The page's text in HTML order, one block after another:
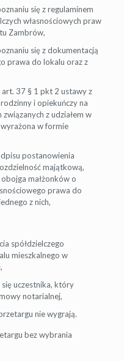
się z regulaminem
własnościowych praw
Zambrów,
się z dokumentacją
prawa do lokalu oraz z
37 § 1 pkt 2 ustawy z
i opiekuńczy na
z udziałem w
w formie
postanowienia
majątkową,
małżonków o
prawa do
z nich,
spółdzielczego
mieszkalnego w
uczestnika, który
notarialnej,
nie wygrają.
bez wybrania